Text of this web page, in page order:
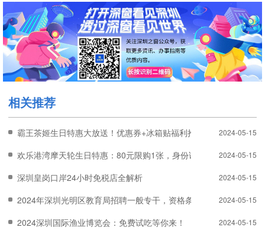
相关推荐
霸王茶姬生日特惠大放送！优惠券+冰箱贴福利抢先领取2024-05-15
欢乐港湾摩天轮生日特惠：80元限购1张，身份证当天生日者独享
2024-05-15
深圳皇岗口岸24小时免税店全解析 2024-05-15
2024年深圳光明区教育局招聘一般专干，资格条件及报名流程详解
2024-05-15
2024深圳国际渔业博览会：免费试吃等你来！ 2024-05-15